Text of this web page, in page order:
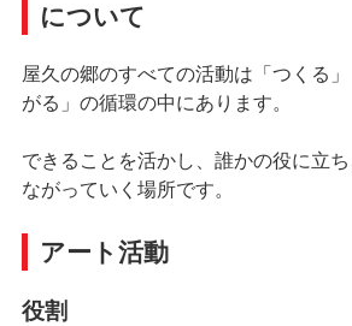
について
屋久の郷のすべての活動は「つくる
がる」の循環の中にあります。
できることを活かし、誰かの役に立
ながっていく場所です。
アート活動
役割